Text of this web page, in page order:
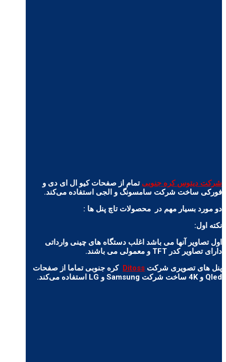
شرکت دیتوس کره جنوبی تمام از صفحات کیو ال ای دی و
فورکی ساخت شرکت سامسونگ و الجی استفاده می‌کند.
دو مورد بسیار مهم در محصولات تاچ پنل ها :
نکته اول:
اول تصاویر آنها می باشد اغلب دستگاه های چینی وارداتی
دارای تصاویر کدر TFT و معمولی می باشند.
پنل های تصویری شرکت Ditoss کره جنوبی تماما از صفحات
Qled و 4K ساخت شرکت Samsung و LG استفاده می‌کند.